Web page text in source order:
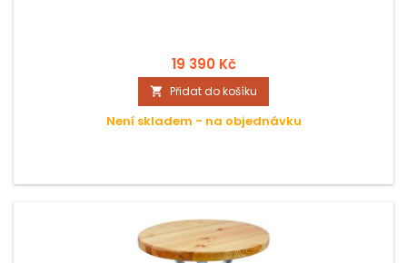
19 390 Kč
 Přidat do košíku
Není skladem - na objednávku